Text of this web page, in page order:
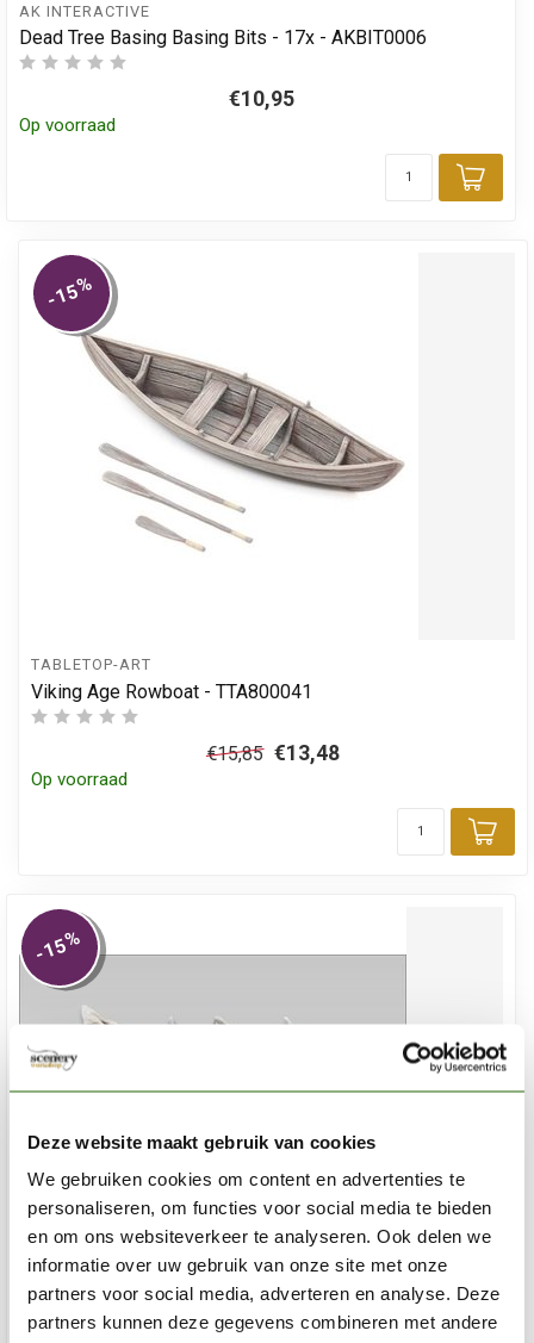
Deze website maakt gebruik van cookies
We gebruiken cookies om content en advertenties te
personaliseren, om functies voor social media te bieden
en om ons websiteverkeer te analyseren. Ook delen we
informatie over uw gebruik van onze site met onze
partners voor social media, adverteren en analyse. Deze
partners kunnen deze gegevens combineren met andere
AK INTERACTIVE
Dead Tree Basing Basing Bits - 17x - AKBIT0006
€10,95
Op voorraad
-15%
TABLETOP-ART
Viking Age Rowboat - TTA800041
€15,85 €13,48
Op voorraad
-15%
TABLETOP-ART